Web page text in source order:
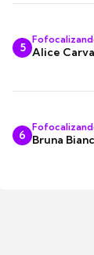
5 Alice
6 Bruna